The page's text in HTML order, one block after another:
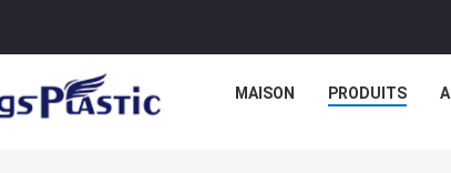
MAISON PRODUITS